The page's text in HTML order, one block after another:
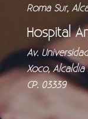
Roma Sur,
Hospital
Av.
Xoco,
CP. 03339